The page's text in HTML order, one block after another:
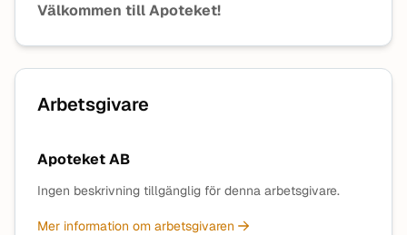
Välkommen till Apoteket!
Arbetsgivare
Apoteket AB
Ingen beskrivning tillgänglig för denna arbetsgivare.
Mer information om arbetsgivaren